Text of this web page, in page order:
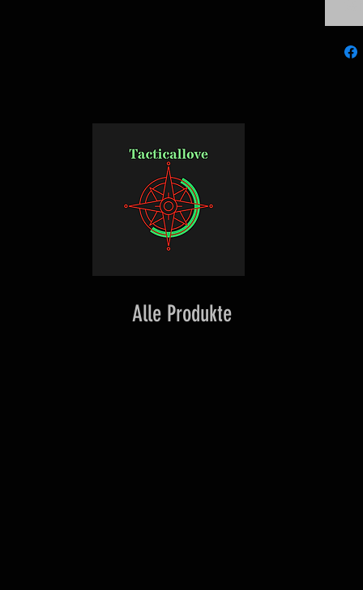
Alle Produkte